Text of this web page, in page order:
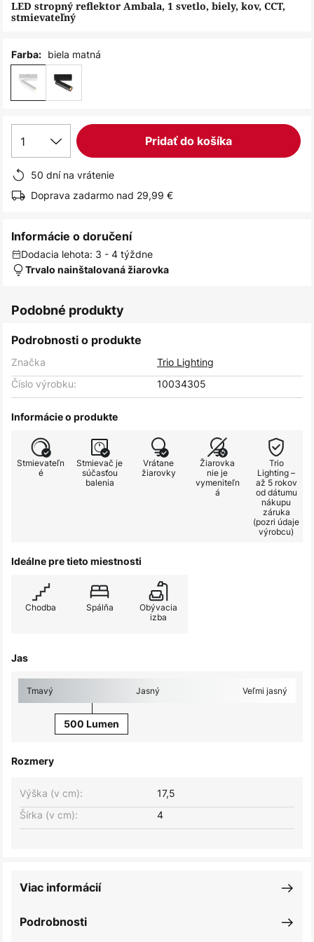
LED stropný reflektor Ambala, 1 svetlo, biely, kov, CCT,
stmievateľný
Farba: biela matná
1 Pridať do košíka
50 dní na vrátenie
Doprava zadarmo nad 29,99 €
Informácie o doručení
Dodacia lehota: 3 - 4 týždne
Trvalo nainštalovaná žiarovka
Podobné produkty
Podrobnosti o produkte
Značka
Trio Lighting
Číslo výrobku:
10034305
Informácie o produkte
Stmievateľn
é
Stmievač je
súčasťou
balenia
Vrátane
žiarovky
Žiarovka
nie je
vymeniteľn
á
Trio
Lighting –
až 5 rokov
od dátumu
nákupu
záruka
(pozri údaje
výrobcu)
Ideálne pre tieto miestnosti
Chodba Spálňa
Obývacia
izba
Jas
Tmavý Jasný Veľmi jasný
500 Lumen
Rozmery
Šírka (v cm): 4
Výška (v cm): 17,5
Podrobnosti
Viac informácií